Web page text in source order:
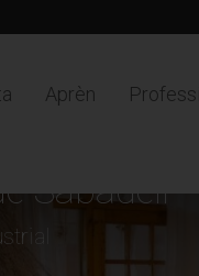
Aprèn
Sabadell